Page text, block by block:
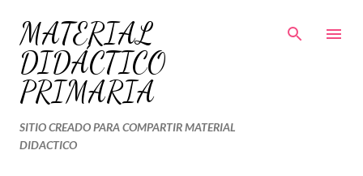
Ir al contenido principal
MATERIAL
DIDÁCTICO
PRIMARIA
SITIO CREADO PARA COMPARTIR MATERIAL
DIDACTICO